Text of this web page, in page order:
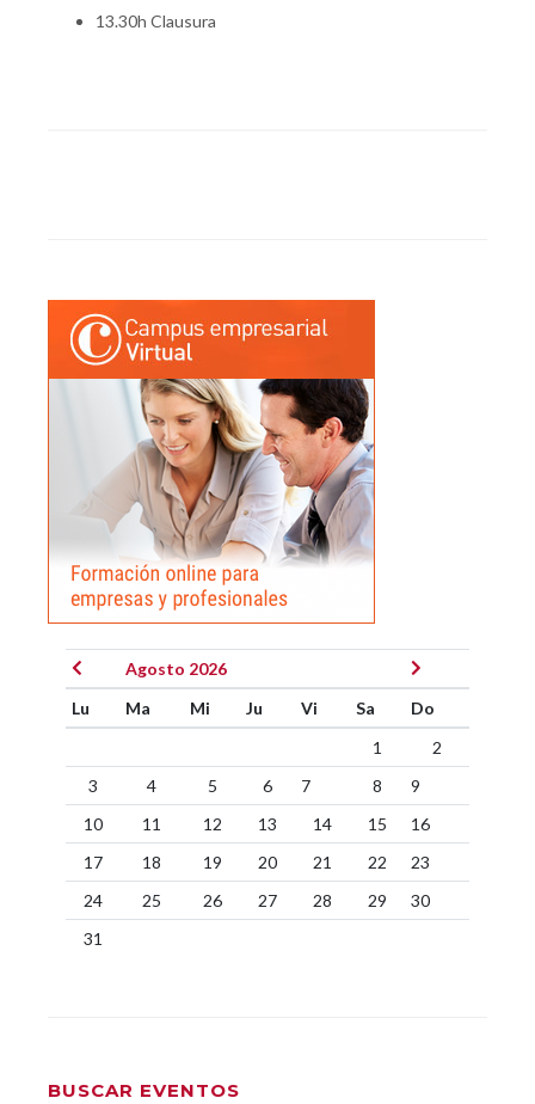
13.30h Clausura
Agosto 2026
Lu
Ma Mi Ju Vi Sa
Do
1
2
3
4 5 6 7 8
9
10
11 12 13 14 15
16
17
18 19 20 21 22
23
24
25 26 27 28 29
30
31
BUSCAR EVENTOS